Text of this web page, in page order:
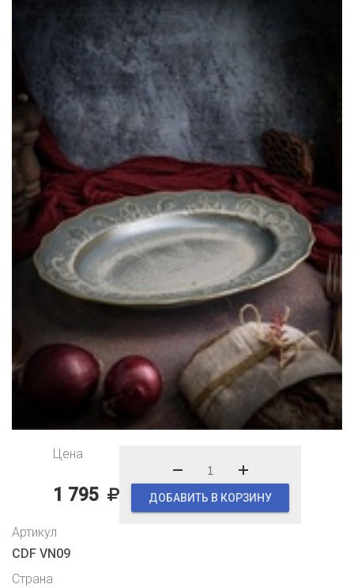
Цена
1 795 ДОБАВИТЬ В КОРЗИНУ
Артикул
CDF VN09
Страна